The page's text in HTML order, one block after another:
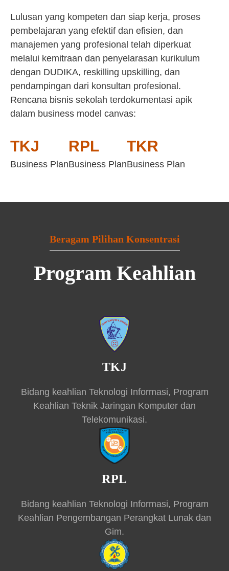
Lulusan yang kompeten dan siap kerja, proses
pembelajaran yang efektif dan efisien, dan
manajemen yang profesional telah diperkuat
melalui kemitraan dan penyelarasan kurikulum
dengan DUDIKA, reskilling upskilling, dan
pendampingan dari konsultan profesional.
Rencana bisnis sekolah terdokumentasi apik
dalam business model canvas:
TKJ
Business Plan
RPL
Business Plan
TKR
Business Plan
Beragam Pilihan Konsentrasi
Program Keahlian
TKJ
Bidang keahlian Teknologi Informasi, Program
Keahlian Teknik Jaringan Komputer dan
Telekomunikasi.
RPL
Bidang keahlian Teknologi Informasi, Program
Keahlian Pengembangan Perangkat Lunak dan
Gim.